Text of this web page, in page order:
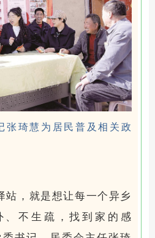
张琦慧为居民普及相关政
站，就是想让每一个异乡
、不生疏，找到家的感